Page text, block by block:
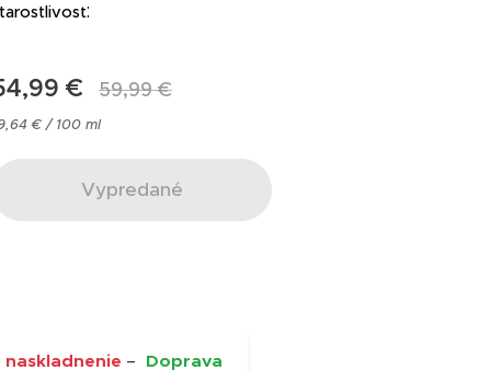
€ 59,99€
€ / 100 ml
Vypredané
naskladnenie – Doprava